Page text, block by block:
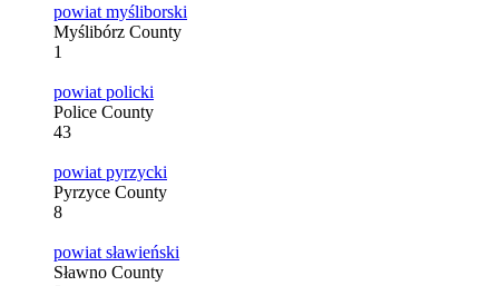
powiat myśliborski
Myślibórz County
1
powiat policki
Police County
43
powiat pyrzycki
Pyrzyce County
8
powiat sławieński
Sławno County